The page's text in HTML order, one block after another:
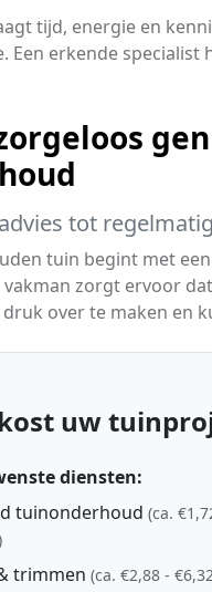
tijd, energie en
Een erkende
tot
tuin begint met
vakman zorgt ervoor
over te maken en
uw
diensten:
tuinonderhoud (ca.
trimmen (ca. €2,88 -